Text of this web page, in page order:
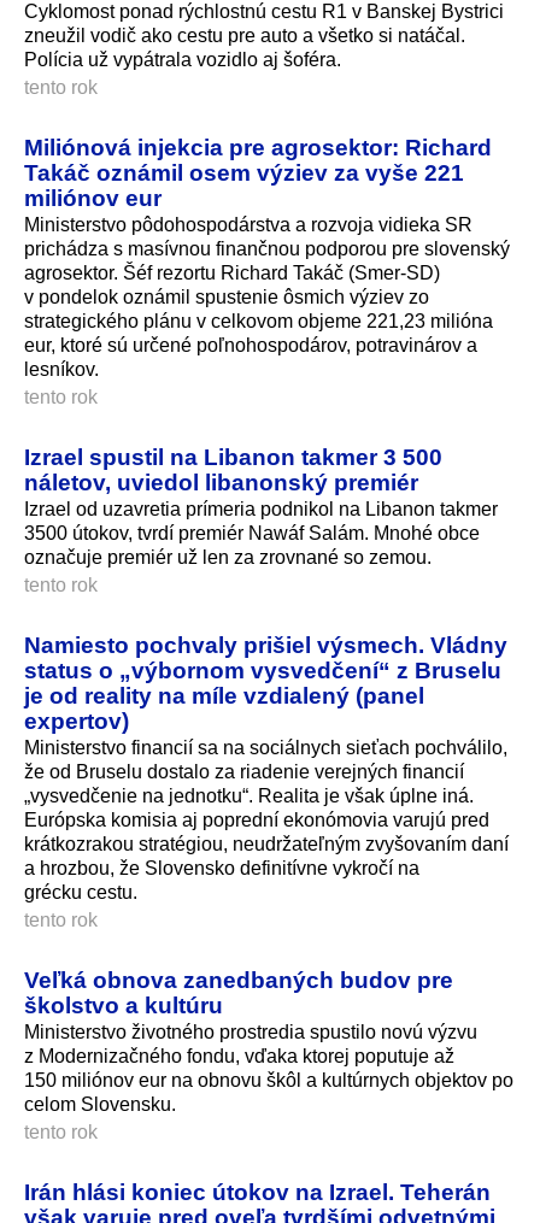
Cyklomost ponad rýchlostnú cestu R1 v Banskej Bystrici
zneužil vodič ako cestu pre auto a všetko si natáčal.
Polícia už vypátrala vozidlo aj šoféra.
tento rok
Miliónová injekcia pre agrosektor: Richard
Takáč oznámil osem výziev za vyše 221
miliónov eur
Ministerstvo pôdohospodárstva a rozvoja vidieka SR
prichádza s masívnou finančnou podporou pre slovenský
agrosektor. Šéf rezortu Richard Takáč (Smer-SD)
v pondelok oznámil spustenie ôsmich výziev zo
strategického plánu v celkovom objeme 221,23 milióna
eur, ktoré sú určené poľnohospodárov, potravinárov a
lesníkov.
tento rok
Izrael spustil na Libanon takmer 3 500
náletov, uviedol libanonský premiér
Izrael od uzavretia prímeria podnikol na Libanon takmer
3500 útokov, tvrdí premiér Nawáf Salám. Mnohé obce
označuje premiér už len za zrovnané so zemou.
tento rok
Namiesto pochvaly prišiel výsmech. Vládny
status o „výbornom vysvedčení“ z Bruselu
je od reality na míle vzdialený (panel
expertov)
Ministerstvo financií sa na sociálnych sieťach pochválilo,
že od Bruselu dostalo za riadenie verejných financií
„vysvedčenie na jednotku“. Realita je však úplne iná.
Európska komisia aj poprední ekonómovia varujú pred
krátkozrakou stratégiou, neudržateľným zvyšovaním daní
a hrozbou, že Slovensko definitívne vykročí na
grécku cestu.
tento rok
Veľká obnova zanedbaných budov pre
školstvo a kultúru
Ministerstvo životného prostredia spustilo novú výzvu
z Modernizačného fondu, vďaka ktorej poputuje až
150 miliónov eur na obnovu škôl a kultúrnych objektov po
celom Slovensku.
tento rok
Irán hlási koniec útokov na Izrael. Teherán
však varuje pred oveľa tvrdšími odvetnými